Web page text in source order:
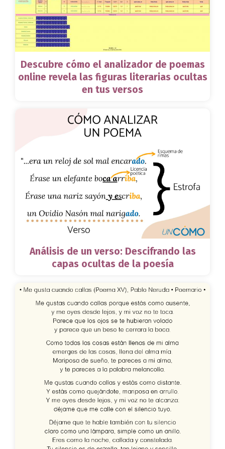
Descubre cómo el analizador de poemas
online revela las figuras literarias ocultas
en tus versos
Análisis de un verso: Descifrando las
capas ocultas de la poesía